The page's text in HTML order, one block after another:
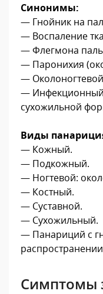
Синонимы:
— Гнойник на
— Воспаление
— Флегмона
— Паронихия
—
— Инфекционный
сухожильной
Виды
— Кожный.
— Подкожный.
— Ногтевой:
— Костный.
— Суставной.
— Сухожильный.
— Панариций с
Симптомы